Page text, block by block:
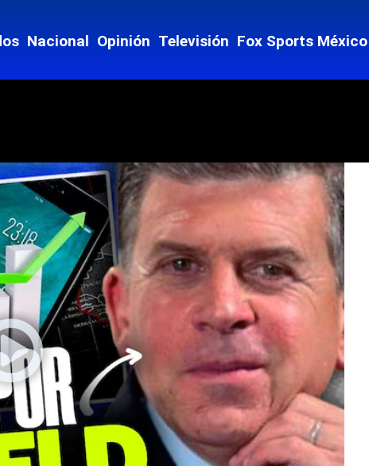
Nacional Opinión Televisión Fox Sports México
in new window